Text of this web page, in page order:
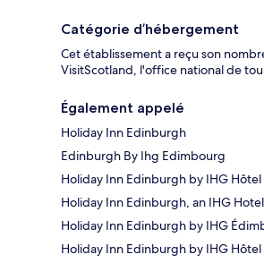
Catégorie d’hébergement
Cet établissement a reçu son
VisitScotland, l'office national de
Également appelé
Holiday Inn Edinburgh
Edinburgh By Ihg Edimbourg
Holiday Inn Edinburgh by IHG Hôtel
Holiday Inn Edinburgh, an IHG Hotel
Holiday Inn Edinburgh by IHG
Holiday Inn Edinburgh by IHG